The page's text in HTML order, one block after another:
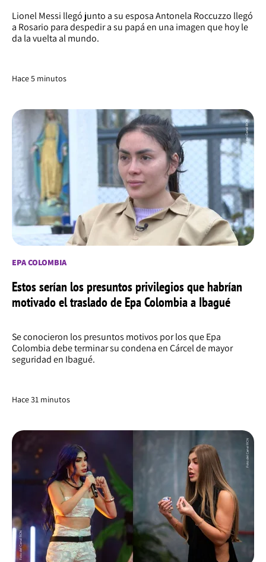
Lionel Messi llegó junto a su esposa Antonela Roccuzzo llegó
a Rosario para despedir a su papá en una imagen que hoy le
da la vuelta al mundo.
Hace 5 minutos
EPA COLOMBIA
Estos serían los presuntos privilegios que habrían
motivado el traslado de Epa Colombia a Ibagué
Se conocieron los presuntos motivos por los que Epa
Colombia debe terminar su condena en Cárcel de mayor
seguridad en Ibagué.
Hace 31 minutos